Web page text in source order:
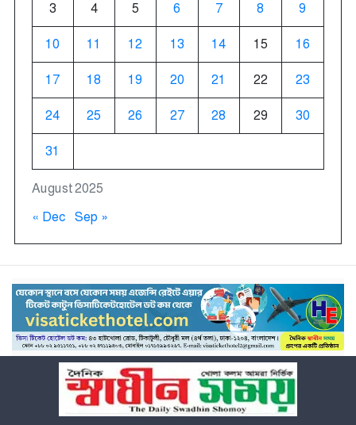
August 2025
3 4 5 6 7 8 9
10 11 12 13 14 15 16
17 18 19 20 21 22 23
24 25 26 27 28 29 30
31
« Dec Sep »